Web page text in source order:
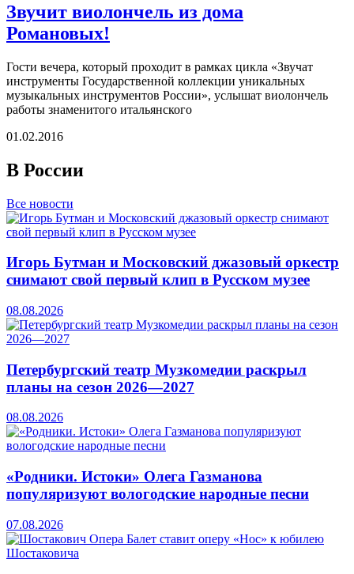
Звучит виолончель из дома
Романовых!
Гости вечера, который проходит в рамках цикла «Звучат
инструменты Государственной коллекции уникальных
музыкальных инструментов России», услышат виолончель
работы знаменитого итальянского
01.02.2016
В России
Все новости
Игорь Бутман и Московский джазовый оркестр
снимают свой первый клип в Русском музее
08.08.2026
Петербургский театр Музкомедии раскрыл
планы на сезон 2026—2027
08.08.2026
«Родники. Истоки» Олега Газманова
популяризуют вологодские народные песни
07.08.2026